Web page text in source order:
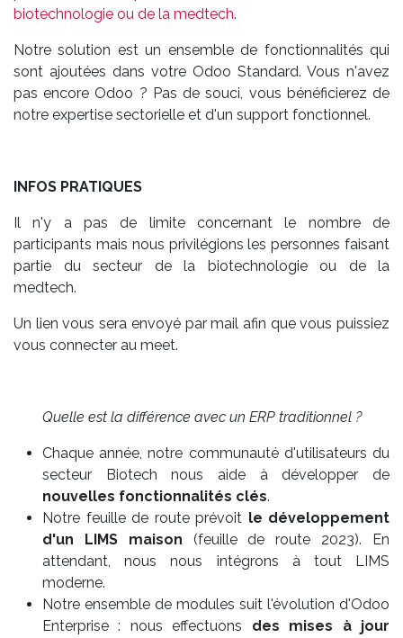
biotechnologie ou de la medtech.
Notre solution est un ensemble de fonctionnalités qui
sont ajoutées dans votre Odoo Standard. Vous n'avez
pas encore Odoo ? Pas de souci, vous bénéficierez de
notre expertise sectorielle et d'un support fonctionnel.
INFOS PRATIQUES
Il n'y a pas de limite concernant le nombre de
participants mais nous privilégions les personnes faisant
partie du secteur de la biotechnologie ou de la
medtech.
Un lien vous sera envoyé par mail afin que vous puissiez
vous connecter au meet.
Quelle est la différence avec un ERP traditionnel ?
Chaque année, notre communauté d'utilisateurs du
secteur Biotech nous aide à développer de
nouvelles fonctionnalités clés.
Notre feuille de route prévoit le développement
d'un LIMS maison (feuille de route 2023). En
attendant, nous nous intégrons à tout LIMS
moderne.
Notre ensemble de modules suit l'évolution d'Odoo
Enterprise : nous effectuons des mises à jour